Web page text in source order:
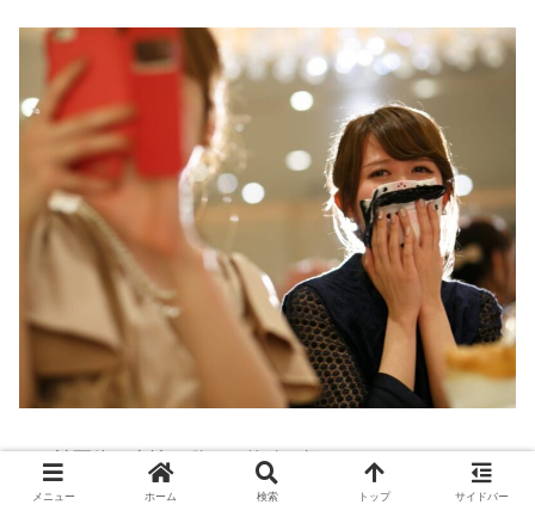
被写体の表情や動きを的確に捉える
鮮明で生き生きとした写真を提供
メニュー ホーム 検索 トップ サイドバー